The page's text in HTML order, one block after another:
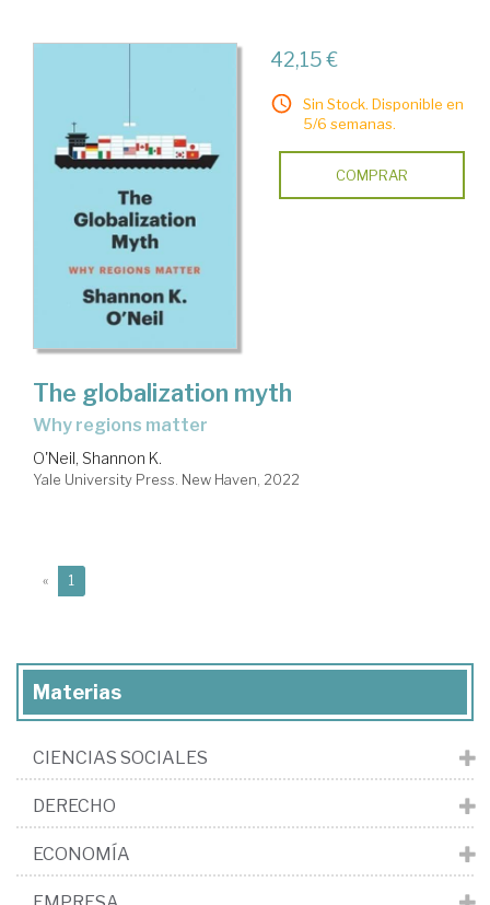
42,15 €
Sin Stock. Disponible en
5/6 semanas.
COMPRAR
The globalization myth
why regions matter
O'Neil, Shannon K.
Yale University Press. New Haven, 2022
« 1
Materias
CIENCIAS SOCIALES
DERECHO
ECONOMÍA